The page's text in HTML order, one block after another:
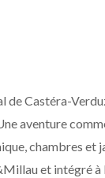
Castéra-
aventure
chambres et
et intégré